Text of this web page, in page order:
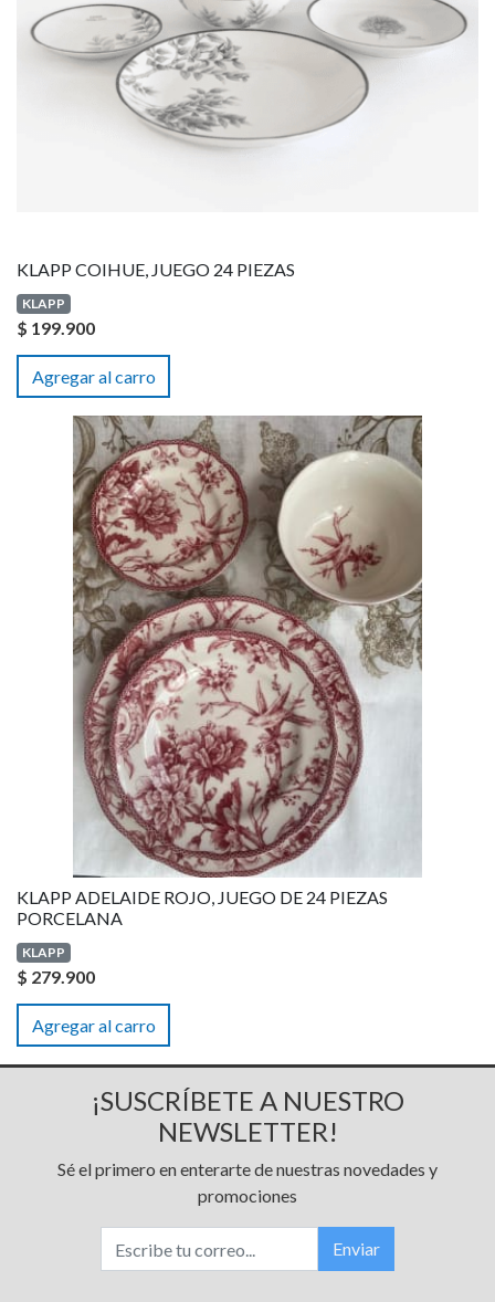
KLAPP COIHUE, JUEGO 24 PIEZAS
KLAPP
$ 199.900
Agregar al carro
KLAPP ADELAIDE ROJO, JUEGO DE 24 PIEZAS
PORCELANA
KLAPP
$ 279.900
Agregar al carro
¡SUSCRÍBETE A NUESTRO
NEWSLETTER!
Sé el primero en enterarte de nuestras novedades y
promociones
Enviar